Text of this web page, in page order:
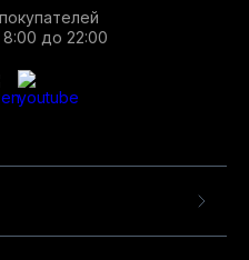
до 22:00